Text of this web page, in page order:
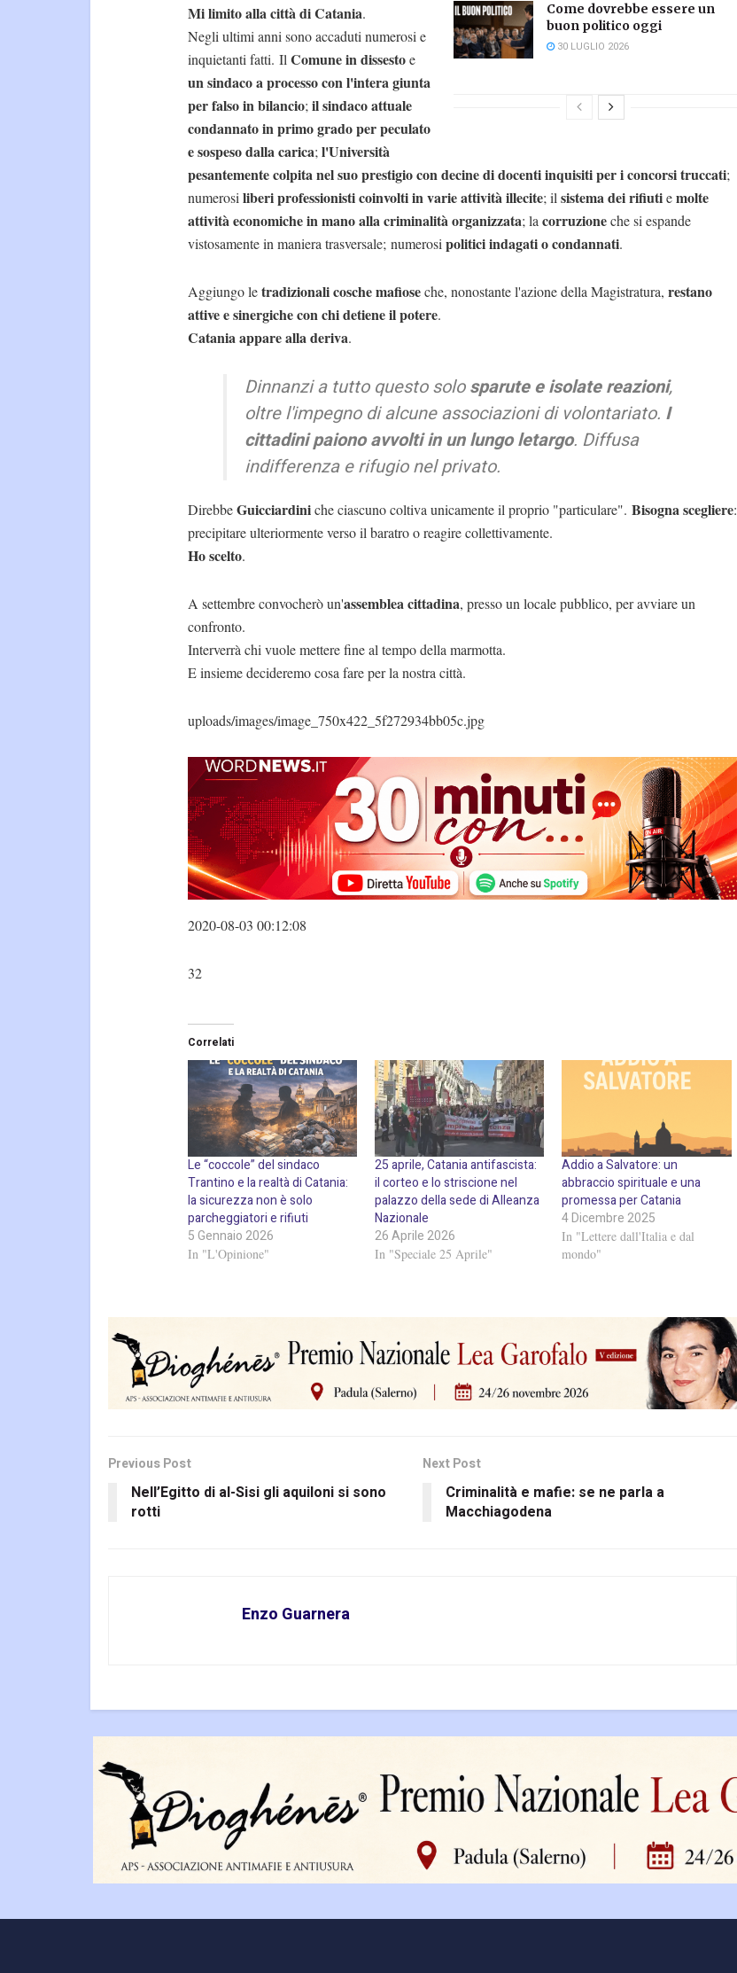
Come dovrebbe essere un
buon politico oggi
30 LUGLIO 2026
Mi limito alla città di Catania.
Negli ultimi anni sono accaduti numerosi e
inquietanti fatti. IlComune in dissestoe
un sindaco a processo con l'intera giunta
per falso in bilancio;il sindaco attuale
condannato in primo grado per peculato
e sospeso dalla carica;l'Università
pesantemente colpita nel suo prestigio con decine di docenti inquisiti per i concorsi truccati;
numerosiliberi professionisti coinvolti in varie attività illecite; ilsistema dei rifiutiemolte
attività economiche in mano alla criminalità organizzata; lacorruzioneche si espande
vistosamente in maniera trasversale; numerosipolitici indagati o condannati.
Aggiungo letradizionali cosche mafioseche, nonostante l'azione della Magistratura, restano
attive e sinergiche con chi detiene il potere.
Catania appare alla deriva.
Dinnanzi a tutto questo solosparute e isolate reazioni,
oltre l'impegno di alcune associazioni di volontariato. I
cittadini paiono avvolti in un lungo letargo. Diffusa
indifferenza e rifugio nel privato.
DirebbeGuicciardiniche ciascuno coltiva unicamente il proprio "particulare". Bisogna scegliere:
precipitare ulteriormente verso il baratro o reagire collettivamente.
Ho scelto.
A settembre convocherò un'assemblea cittadina, presso un locale pubblico, per avviare un
confronto.
Interverrà chi vuole mettere fine al tempo della marmotta.
E insieme decideremo cosa fare per la nostra città.
uploads/images/image_750x422_5f272934bb05c.jpg
2020-08-03 00:12:08
32
Correlati
Le “coccole” del sindaco
Trantino e la realtà di Catania:
la sicurezza non è solo
parcheggiatori e rifiuti
5 Gennaio 2026
In "L'Opinione"
25 aprile, Catania antifascista:
il corteo e lo striscione nel
palazzo della sede di Alleanza
Nazionale
26 Aprile 2026
In "Speciale 25 Aprile"
Addio a Salvatore: un
abbraccio spirituale e una
promessa per Catania
4 Dicembre 2025
In "Lettere dall'Italia e dal
mondo"
Previous Post
Nell’Egitto di al-Sisi gli aquiloni si sono
rotti
Next Post
Criminalità e mafie: se ne parla a
Macchiagodena
Enzo Guarnera